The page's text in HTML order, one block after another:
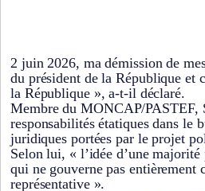
2 juin 2026, ma démission de
du président de la République et
la République », a-t-il déclaré.
Membre du MONCAP/PASTEF,
responsabilités étatiques dans le
juridiques portées par le projet
Selon lui, « l’idée d’une
qui ne gouverne pas entièrement
représentative ».